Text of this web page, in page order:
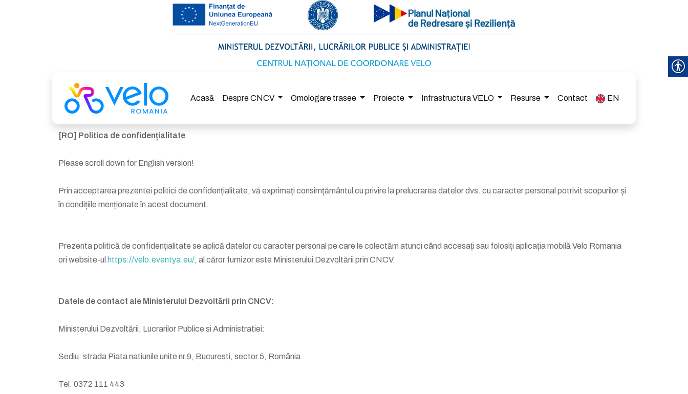
Acasă Despre CNCV Omologare trasee Proiecte Infrastructura VELO Resurse Contact EN
[RO] Politica de confidențialitate
Please scroll down for English version!
Prin acceptarea prezentei politici de confidențialitate, vă exprimați consimțământul cu privire la prelucrarea datelor dvs. cu caracter personal potrivit scopurilor și
în condițiile menționate în acest document.
Prezenta politică de confidențialitate se aplică datelor cu caracter personal pe care le colectăm atunci când accesați sau folosiți aplicația mobilă Velo Romania
ori website-ul https://velo.eventya.eu/, al căror furnizor este Ministerului Dezvoltării prin CNCV.
Datele de contact ale Ministerului Dezvoltării prin CNCV:
Ministerului Dezvoltării, Lucrarilor Publice si Administratiei:
Sediu: strada Piata natiunile unite nr.9, Bucuresti, sector 5, România
Tel. 0372 111 443